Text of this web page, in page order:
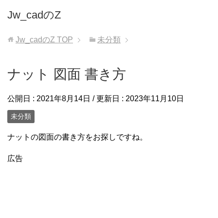
Jw_cadのZ
Jw_cadのZ TOP 未分類
ナット 図面 書き方
公開日 : 2021年8月14日 / 更新日 : 2023年11月10日
未分類
ナットの図面の書き方をお探しですね。
広告